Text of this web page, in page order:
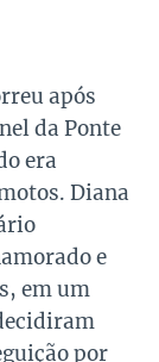
após
da Ponte
era
Diana
e
em um
por